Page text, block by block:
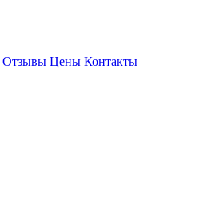
Отзывы Цены Контакты